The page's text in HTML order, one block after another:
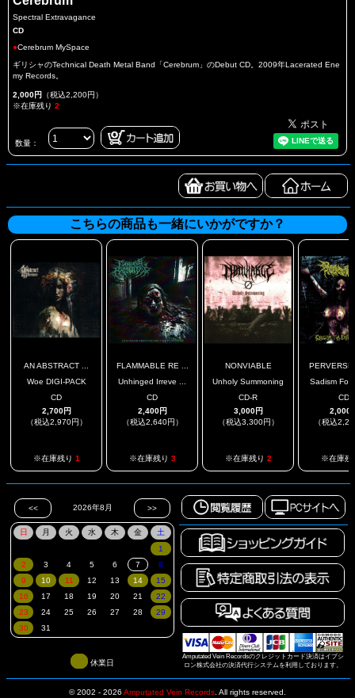
Spectral Extravagance
CD
●Cerebrum MySpace
ギリシャのTechnical Death Metal Band「Cerebrum」のDebut CD。2009年Lacerated Ene
my Records。
2,000円 （税込2,200円）
※在庫残り 2
数量：
こちらの商品も一緒にいかがですか？
AN ABSTRACT ...
Woe DIGI-PACK
CD
2,700円
（税込2,970円）
※在庫残り 1
FLAMMABLE RE ...
Unhinged Irreve ...
CD
2,400円
（税込2,640円）
※在庫残り 3
NONVIABLE
Unholy Summoning
CD-R
3,000円
（税込3,300円）
※在庫残り 2
PERVERSE
Sadism For
CD
2,000
（税込
※在庫残
Amputated Vein Recordsのクレジットカード決済はイプシ
ロン株式会社の決済代行システムを利用しております。
休業日
© 2002 - 2026 Amputated Vein Records All rights reserved.